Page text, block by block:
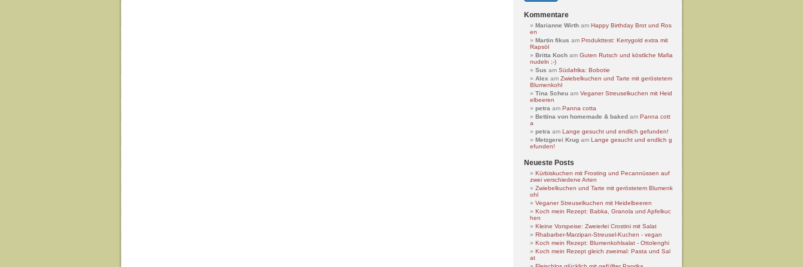
Kommentare
Marianne Wirth am Happy Birthday Brot und Ros
en
Martin fikus am Produkttest: Kerrygold extra mit
Rapsöl
Britta Koch am Guten Rutsch und köstliche Mafia
nudeln ;-)
Sus am Südafrika: Bobotie
Alex am Zwiebelkuchen und Tarte mit geröstetem
Blumenkohl
Tina Scheu am Veganer Streuselkuchen mit Heid
elbeeren
petra am Panna cotta
Bettina von homemade & baked am Panna cott
a
petra am Lange gesucht und endlich gefunden!
Metzgerei Krug am Lange gesucht und endlich g
efunden!
Neueste Posts
Kürbiskuchen mit Frosting und Pecannüssen auf
zwei verschiedene Arten
Zwiebelkuchen und Tarte mit geröstetem Blumenk
ohl
Veganer Streuselkuchen mit Heidelbeeren
Koch mein Rezept: Babka, Granola und Apfelkuc
hen
Kleine Vorspeise: Zweierlei Crostini mit Salat
Rhabarber-Marzipan-Streusel-Kuchen - vegan
Koch mein Rezept: Blumenkohlsalat - Ottolenghi
Koch mein Rezept gleich zweimal: Pasta und Sal
at